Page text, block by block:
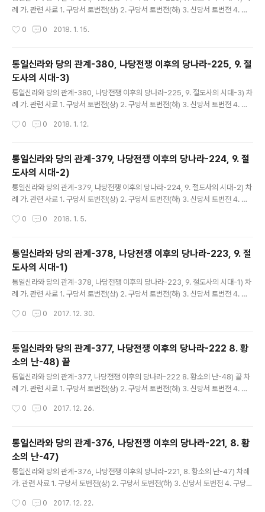
례 가. 관련 사료 1. 구당서 토번전(상) 2. 구당서 토번전(하) 3. 신당서 토번전 4. 구
란전 9. 신당서 거란전 10. 구당서 발해전 11. 신..
0 0 2018. 1. 15.
통일신라와 당의 관계-380, 나당전쟁 이후의 당나라-225, 9. 절
도사의 시대-3)
통일신라와 당의 관계-380, 나당전쟁 이후의 당나라-225, 9. 절도사의 시대-3) 차
례 가. 관련 사료 1. 구당서 토번전(상) 2. 구당서 토번전(하) 3. 신당서 토번전 4. 구
란전 9. 신당서 거란전 10. 구당서 발해전 11. 신..
0 0 2018. 1. 12.
통일신라와 당의 관계-379, 나당전쟁 이후의 당나라-224, 9. 절
도사의 시대-2)
통일신라와 당의 관계-379, 나당전쟁 이후의 당나라-224, 9. 절도사의 시대-2) 차
례 가. 관련 사료 1. 구당서 토번전(상) 2. 구당서 토번전(하) 3. 신당서 토번전 4. 구
란전 9. 신당서 거란전 10. 구당서 발해전 11. 신..
0 0 2018. 1. 5.
통일신라와 당의 관계-378, 나당전쟁 이후의 당나라-223, 9. 절
도사의 시대-1)
통일신라와 당의 관계-378, 나당전쟁 이후의 당나라-223, 9. 절도사의 시대-1) 차
례 가. 관련 사료 1. 구당서 토번전(상) 2. 구당서 토번전(하) 3. 신당서 토번전 4. 구
란전 9. 신당서 거란전 10. 구당서 발해전 11. 신..
0 0 2017. 12. 30.
통일신라와 당의 관계-377, 나당전쟁 이후의 당나라-222 8. 황
소의 난-48) 끝
통일신라와 당의 관계-377, 나당전쟁 이후의 당나라-222 8. 황소의 난-48) 끝 차
례 가. 관련 사료 1. 구당서 토번전(상) 2. 구당서 토번전(하) 3. 신당서 토번전 4. 구
란전 9. 신당서 거란전 10. 구당서 발해전 11. 신당..
0 0 2017. 12. 26.
통일신라와 당의 관계-376, 나당전쟁 이후의 당나라-221, 8. 황
소의 난-47)
통일신라와 당의 관계-376, 나당전쟁 이후의 당나라-221, 8. 황소의 난-47) 차례
가. 관련 사료 1. 구당서 토번전(상) 2. 구당서 토번전(하) 3. 신당서 토번전 4. 구당서
9. 신당서 거란전 10. 구당서 발해전 11. 신당서..
0 0 2017. 12. 22.